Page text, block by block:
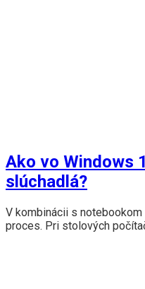
Ako vo Windows
slúchadlá?
V kombinácii s
proces. Pri stolových